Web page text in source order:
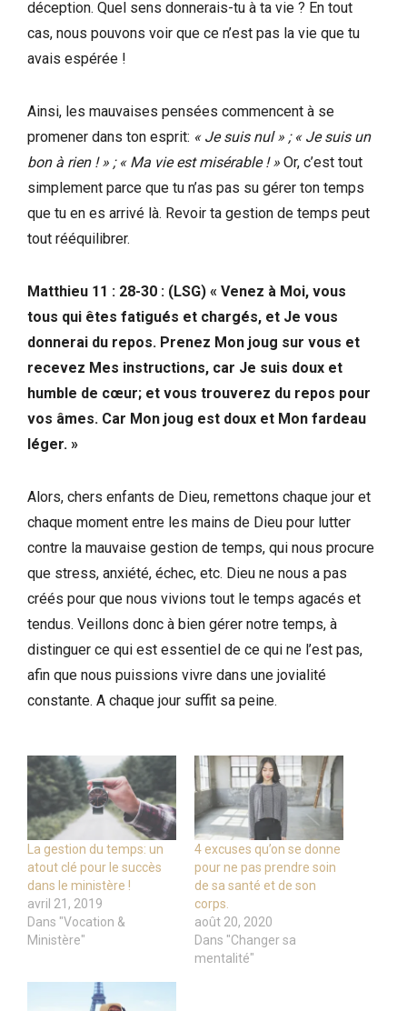
déception. Quel sens donnerais-tu à ta vie ? En tout
cas, nous pouvons voir que ce n’est pas la vie que tu
avais espérée !
Ainsi, les mauvaises pensées commencent à se
promener dans ton esprit: « Je suis nul » ; « Je suis un
bon à rien ! » ; « Ma vie est misérable ! » Or, c’est tout
simplement parce que tu n’as pas su gérer ton temps
que tu en es arrivé là. Revoir ta gestion de temps peut
tout rééquilibrer.
Matthieu 11 : 28-30 : (LSG) « Venez à Moi, vous
tous qui êtes fatigués et chargés, et Je vous
donnerai du repos. Prenez Mon joug sur vous et
recevez Mes instructions, car Je suis doux et
humble de cœur; et vous trouverez du repos pour
vos âmes. Car Mon joug est doux et Mon fardeau
léger. »
Alors, chers enfants de Dieu, remettons chaque jour et
chaque moment entre les mains de Dieu pour lutter
contre la mauvaise gestion de temps, qui nous procure
que stress, anxiété, échec, etc. Dieu ne nous a pas
créés pour que nous vivions tout le temps agacés et
tendus. Veillons donc à bien gérer notre temps, à
distinguer ce qui est essentiel de ce qui ne l’est pas,
afin que nous puissions vivre dans une jovialité
constante. A chaque jour suffit sa peine.
La gestion du temps: un
atout clé pour le succès
dans le ministère !
avril 21, 2019
Dans "Vocation &
Ministère"
4 excuses qu’on se donne
pour ne pas prendre soin
de sa santé et de son
corps.
août 20, 2020
Dans "Changer sa
mentalité"